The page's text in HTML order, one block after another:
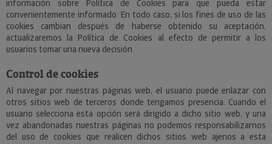
información sobre Política de Cookies para que pueda estar
convenientemente informado. En todo caso, si los fines de uso de las
cookies cambian después de haberse obtenido su aceptación,
actualizaremos la Política de Cookies al efecto de permitir a los
usuarios tomar una nueva decisión.
Control de cookies
Al navegar por nuestras páginas web, el usuario puede enlazar con
otros sitios web de terceros donde tengamos presencia. Cuando el
usuario selecciona esta opción será dirigido a dicho sitio web, y una
vez abandonadas nuestras páginas no podemos responsabilizarnos
del uso de cookies que realicen dichos sitios web ajenos a esta